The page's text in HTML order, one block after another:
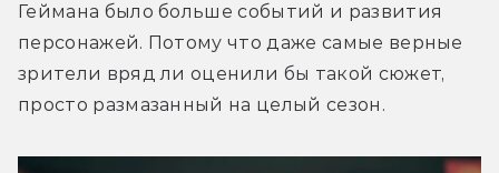
Геймана было больше событий и развития
персонажей. Потому что даже самые верные
зрители вряд ли оценили бы такой сюжет,
просто размазанный на целый сезон.